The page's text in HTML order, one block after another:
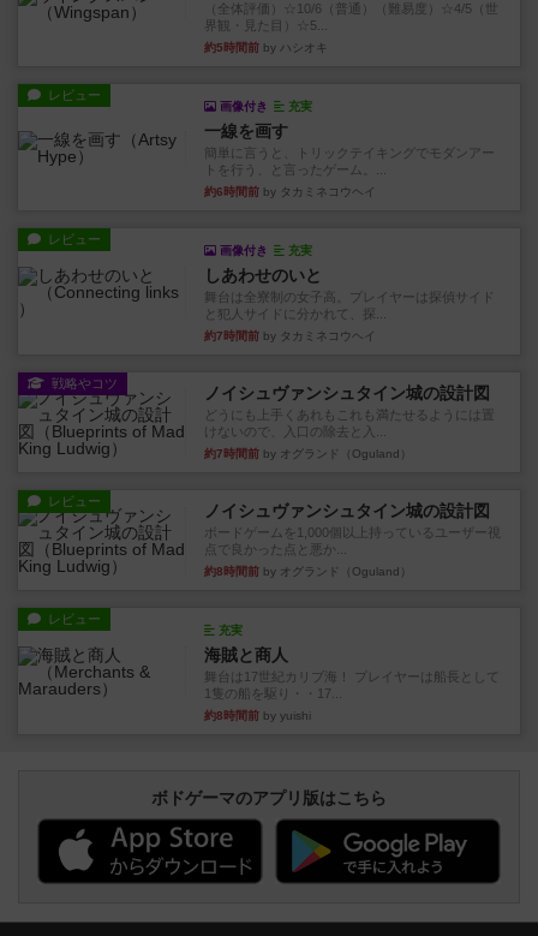
（全体評価）☆10/6（普通）（難易度）☆4/5（世
界観・見た目）☆5...
約5時間前 by ハシオキ
レビュー
画像付き 充実
一線を画す
簡単に言うと、トリックテイキングでモダンアー
トを行う、と言ったゲーム。...
約6時間前 by タカミネコウヘイ
レビュー
画像付き 充実
しあわせのいと
舞台は全寮制の女子高。プレイヤーは探偵サイド
と犯人サイドに分かれて、探...
約7時間前 by タカミネコウヘイ
戦略やコツ ノイシュヴァンシュタイン城の設計図
どうにも上手くあれもこれも満たせるようには置
けないので、入口の除去と入...
約7時間前 by オグランド（Oguland）
レビュー ノイシュヴァンシュタイン城の設計図
ボードゲームを1,000個以上持っているユーザー視
点で良かった点と悪か...
約8時間前 by オグランド（Oguland）
レビュー
充実
海賊と商人
舞台は17世紀カリブ海！ プレイヤーは船長として
1隻の船を駆り・・17...
約8時間前 by yuishi
ボドゲーマのアプリ版はこちら